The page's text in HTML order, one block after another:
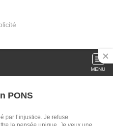
MENU
PONS
par l’injustice. Je refuse